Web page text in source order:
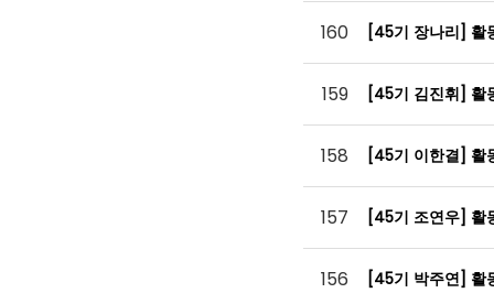
160 [45기 장나리] 활
159 [45기 김진휘] 활
158 [45기 이한결] 활
157 [45기 조연우] 활
156 [45기 박주연] 활